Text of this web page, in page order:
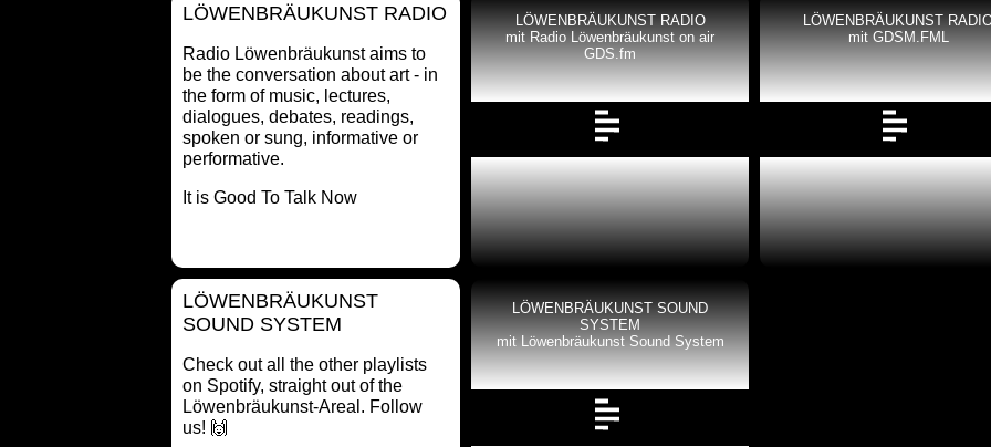
LÖWENBRÄUKUNST RADIO
Radio Löwenbräukunst aims to
be the conversation about art - in
the form of music, lectures,
dialogues, debates, readings,
spoken or sung, informative or
performative.
It is Good To Talk Now
LÖWENBRÄUKUNST RADIO
mit Radio Löwenbräukunst on air
GDS.fm
LÖWENBRÄUKUNST
mit GDSM.FML
LÖWENBRÄUKUNST
SOUND SYSTEM
Check out all the other playlists
on Spotify, straight out of the
Löwenbräukunst-Areal. Follow
us! 🙌
LÖWENBRÄUKUNST SOUND
SYSTEM
mit Löwenbräukunst Sound System